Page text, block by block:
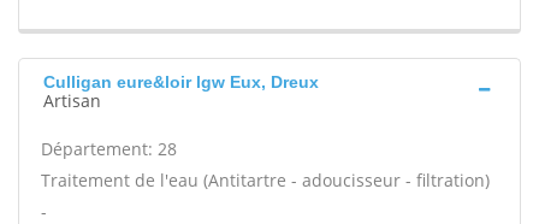
Culligan eure&loir lgw Eux, Dreux
Artisan
Département: 28
Traitement de l'eau (Antitartre - adoucisseur - filtration)
-